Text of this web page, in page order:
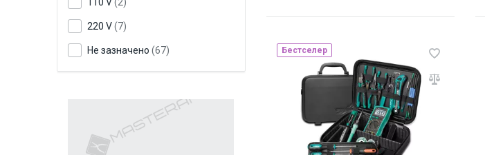
Наявність на складі: Львів
Бестселер
220 V(7)
Не зазначено (67)